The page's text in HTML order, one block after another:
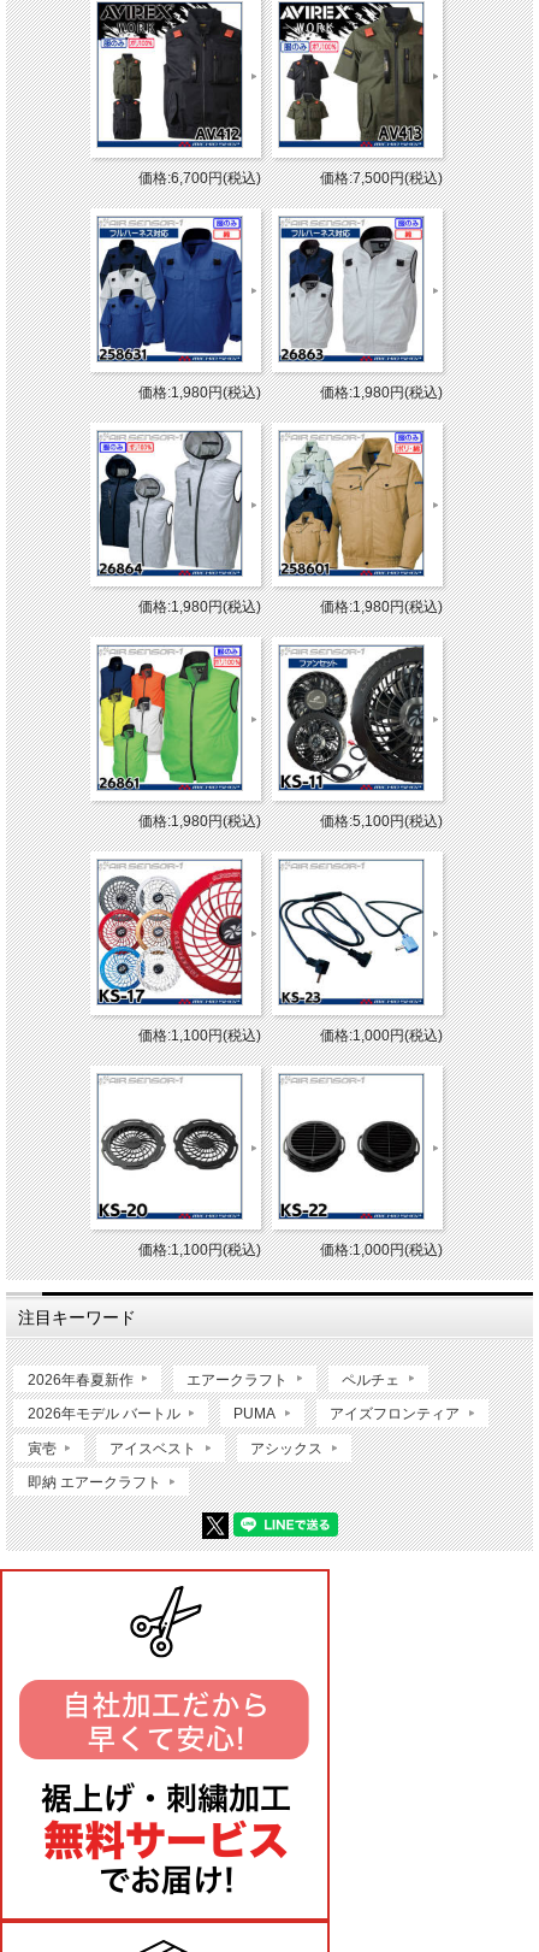
価格:6,700円(税込) 価格:7,500円(税込)
価格:1,980円(税込) 価格:1,980円(税込)
価格:1,980円(税込) 価格:1,980円(税込)
価格:1,980円(税込) 価格:5,100円(税込)
価格:1,100円(税込) 価格:1,000円(税込)
価格:1,100円(税込) 価格:1,000円(税込)
注目キーワード
2026年春夏新作 エアークラフト ペルチェ
2026年モデル バートル PUMA アイズフロンティア
寅壱 アイスベスト アシックス
即納 エアークラフト